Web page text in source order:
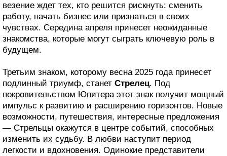
везение ждет тех, кто решится рискнуть: сменить
работу, начать бизнес или признаться в своих
чувствах. Середина апреля принесет неожиданные
знакомства, которые могут сыграть ключевую роль в
будущем.
Третьим знаком, которому весна 2025 года принесет
подлинный триумф, станет Стрелец. Под
покровительством Юпитера этот знак получит мощный
импульс к развитию и расширению горизонтов. Новые
возможности, путешествия, интересные предложения
— Стрельцы окажутся в центре событий, способных
изменить их судьбу. В любви наступит период
легкости и вдохновения. Одинокие представители